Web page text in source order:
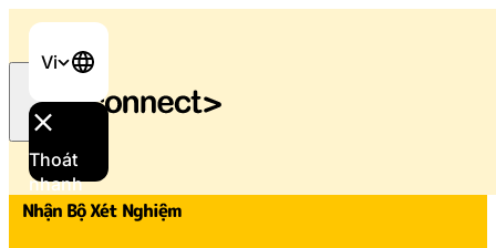
Vi
Thoát
nhanh
Trang chủ
Nhận Bộ Xét Nghiệm